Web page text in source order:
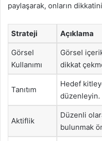
paylaşarak, onların
Strateji Açıklama
Görsel
Kullanımı
Görsel
dikkat
Tanıtım
Hedef
düzenleyin.
Aktiflik
Düzenli
bulunmak